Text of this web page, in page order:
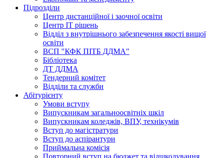
Підрозділи
Центр дистанційної і заочної освіти
Центр ІТ рішень
Відділ з внутрішнього забезпечення якості вищої
освіти
ВСП "КФК ПІТБ ДДМА"
Бібліотека
ДТ ДДМА
Тендерний комітет
Відділи та служби
Абітурієнту
Умови вступу
Випускникам загальноосвітніх шкіл
Випускникам коледжів, ВПУ, технікумів
Вступ до магістратури
Вступ до аспірантури
Приймальна комісія
Повторний вступ на бюджет та відшкодування